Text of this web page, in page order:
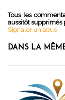
Tous les
aussitôt supprimés
Signaler un abus
DANS LA